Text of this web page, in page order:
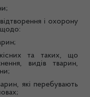
і охорону
щодо:
та таких, що
видів тварин,
які перебувають